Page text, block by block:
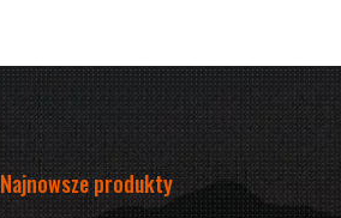
Najnowsze produkty